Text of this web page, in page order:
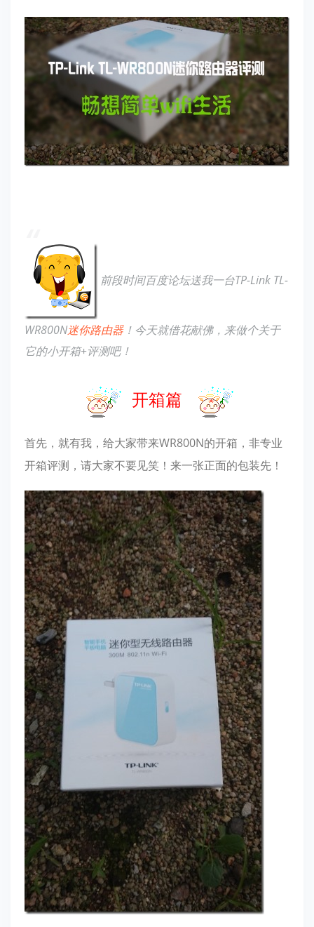
前段时间百度论坛送我一台TP-Link TL-
WR800N迷你路由器！今天就借花献佛，来做个关于
它的小开箱+评测吧！
开箱篇
首先，就有我，给大家带来WR800N的开箱，非专业
开箱评测，请大家不要见笑！来一张正面的包装先！